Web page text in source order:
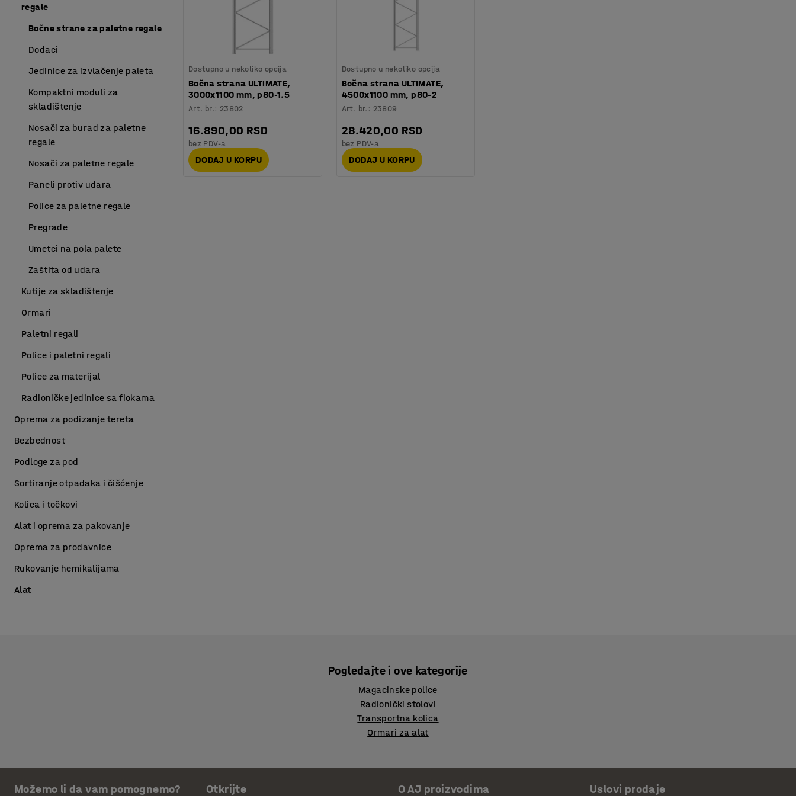
Dostupno u nekoliko opcija
Bočna strana ULTIMATE,
3000x1100 mm, p80-1.5
Art. br.: 23802
16.890,00 RSD
bez PDV-a
DODAJ U KORPU
Dostupno u nekoliko opcija
Bočna strana ULTIMATE,
4500x1100 mm, p80-2
Art. br. : 23809
28.420,00 RSD
bez PDV-a
DODAJ U KORPU
regale
Bočne strane za paletne regale
Dodaci
Jedinice za izvlačenje paleta
Kompaktni moduli za
skladištenje
Nosači za burad za paletne
regale
Nosači za paletne regale
Paneli protiv udara
Police za paletne regale
Pregrade
Umetci na pola palete
Zaštita od udara
Kutije za skladištenje
Ormari
Paletni regali
Police i paletni regali
Police za materijal
Radioničke jedinice sa fiokama
Oprema za podizanje tereta
Bezbednost
Podloge za pod
Sortiranje otpadaka i čišćenje
Kolica i točkovi
Alat i oprema za pakovanje
Oprema za prodavnice
Rukovanje hemikalijama
Alat
Pogledajte i ove kategorije
Magacinske police
Radionički stolovi
Transportna kolica
Ormari za alat
Možemo li da vam pomognemo? Otkrijte O AJ proizvodima Uslovi prodaje